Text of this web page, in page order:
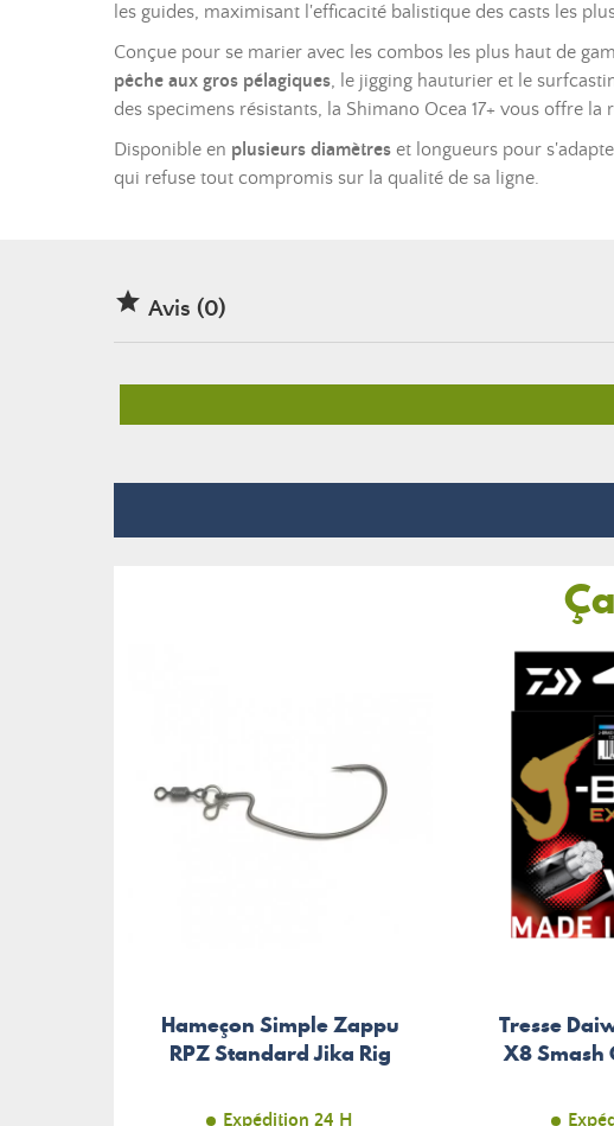
les guides, maximisant l'efficacité balistique des casts les
Conçue pour se marier avec les combos les plus haut de
pêche aux gros pélagiques, le jigging hauturier et le
des specimens résistants, la Shimano Ocea 17+ vous offre
Disponible en plusieurs diamètres et longueurs pour
qui refuse tout compromis sur la qualité de sa ligne.
 Avis (0)
Hameçon Simple Zappu
RPZ Standard Jika Rig
Expédition 24 H
Tresse
X8 Smash